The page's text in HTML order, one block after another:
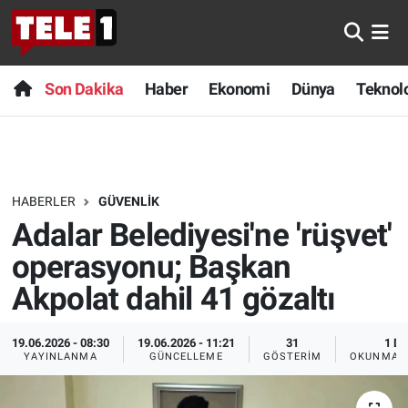
Son Dakika Haber Ekonomi Dünya
HABERLER GÜVENLIK
Adalar Belediyesi'ne 'rüşvet'
operasyonu; Başkan
Akpolat dahil 41 gözaltı
19.06.2026 - 08:30
YAYINLANMA
19.06.2026 - 11:21
GÜNCELLEME
31
GÖSTERIM
1 DK
OKUNMA
Anında Manşet
Başka Sohbetler
Bilim turu
Bilim ve Teknoloji Evreni
Doğa Konuşuyor
Dünya
Ege Saati
Son Dakika
Haber
Dünya
Sağlık
Spor
Yayın Akışı
Nöbetçi Eczaneler
Hava Durumu
Trafik Durumu
Süper Lig Puan Durumu ve Fikstür
Tüm Manşetler
Son Dakika Haberleri
Haber Arşivi